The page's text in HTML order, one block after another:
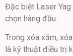
Đặc biệt Laser
chọn hàng đầu.
Trong xóa xăm,
là kỹ thuật điều trị